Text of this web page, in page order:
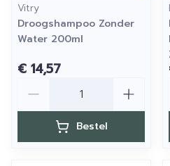
Vitry
Droogshampoo Zonder
Water 200ml
€ 14,57
Bestel